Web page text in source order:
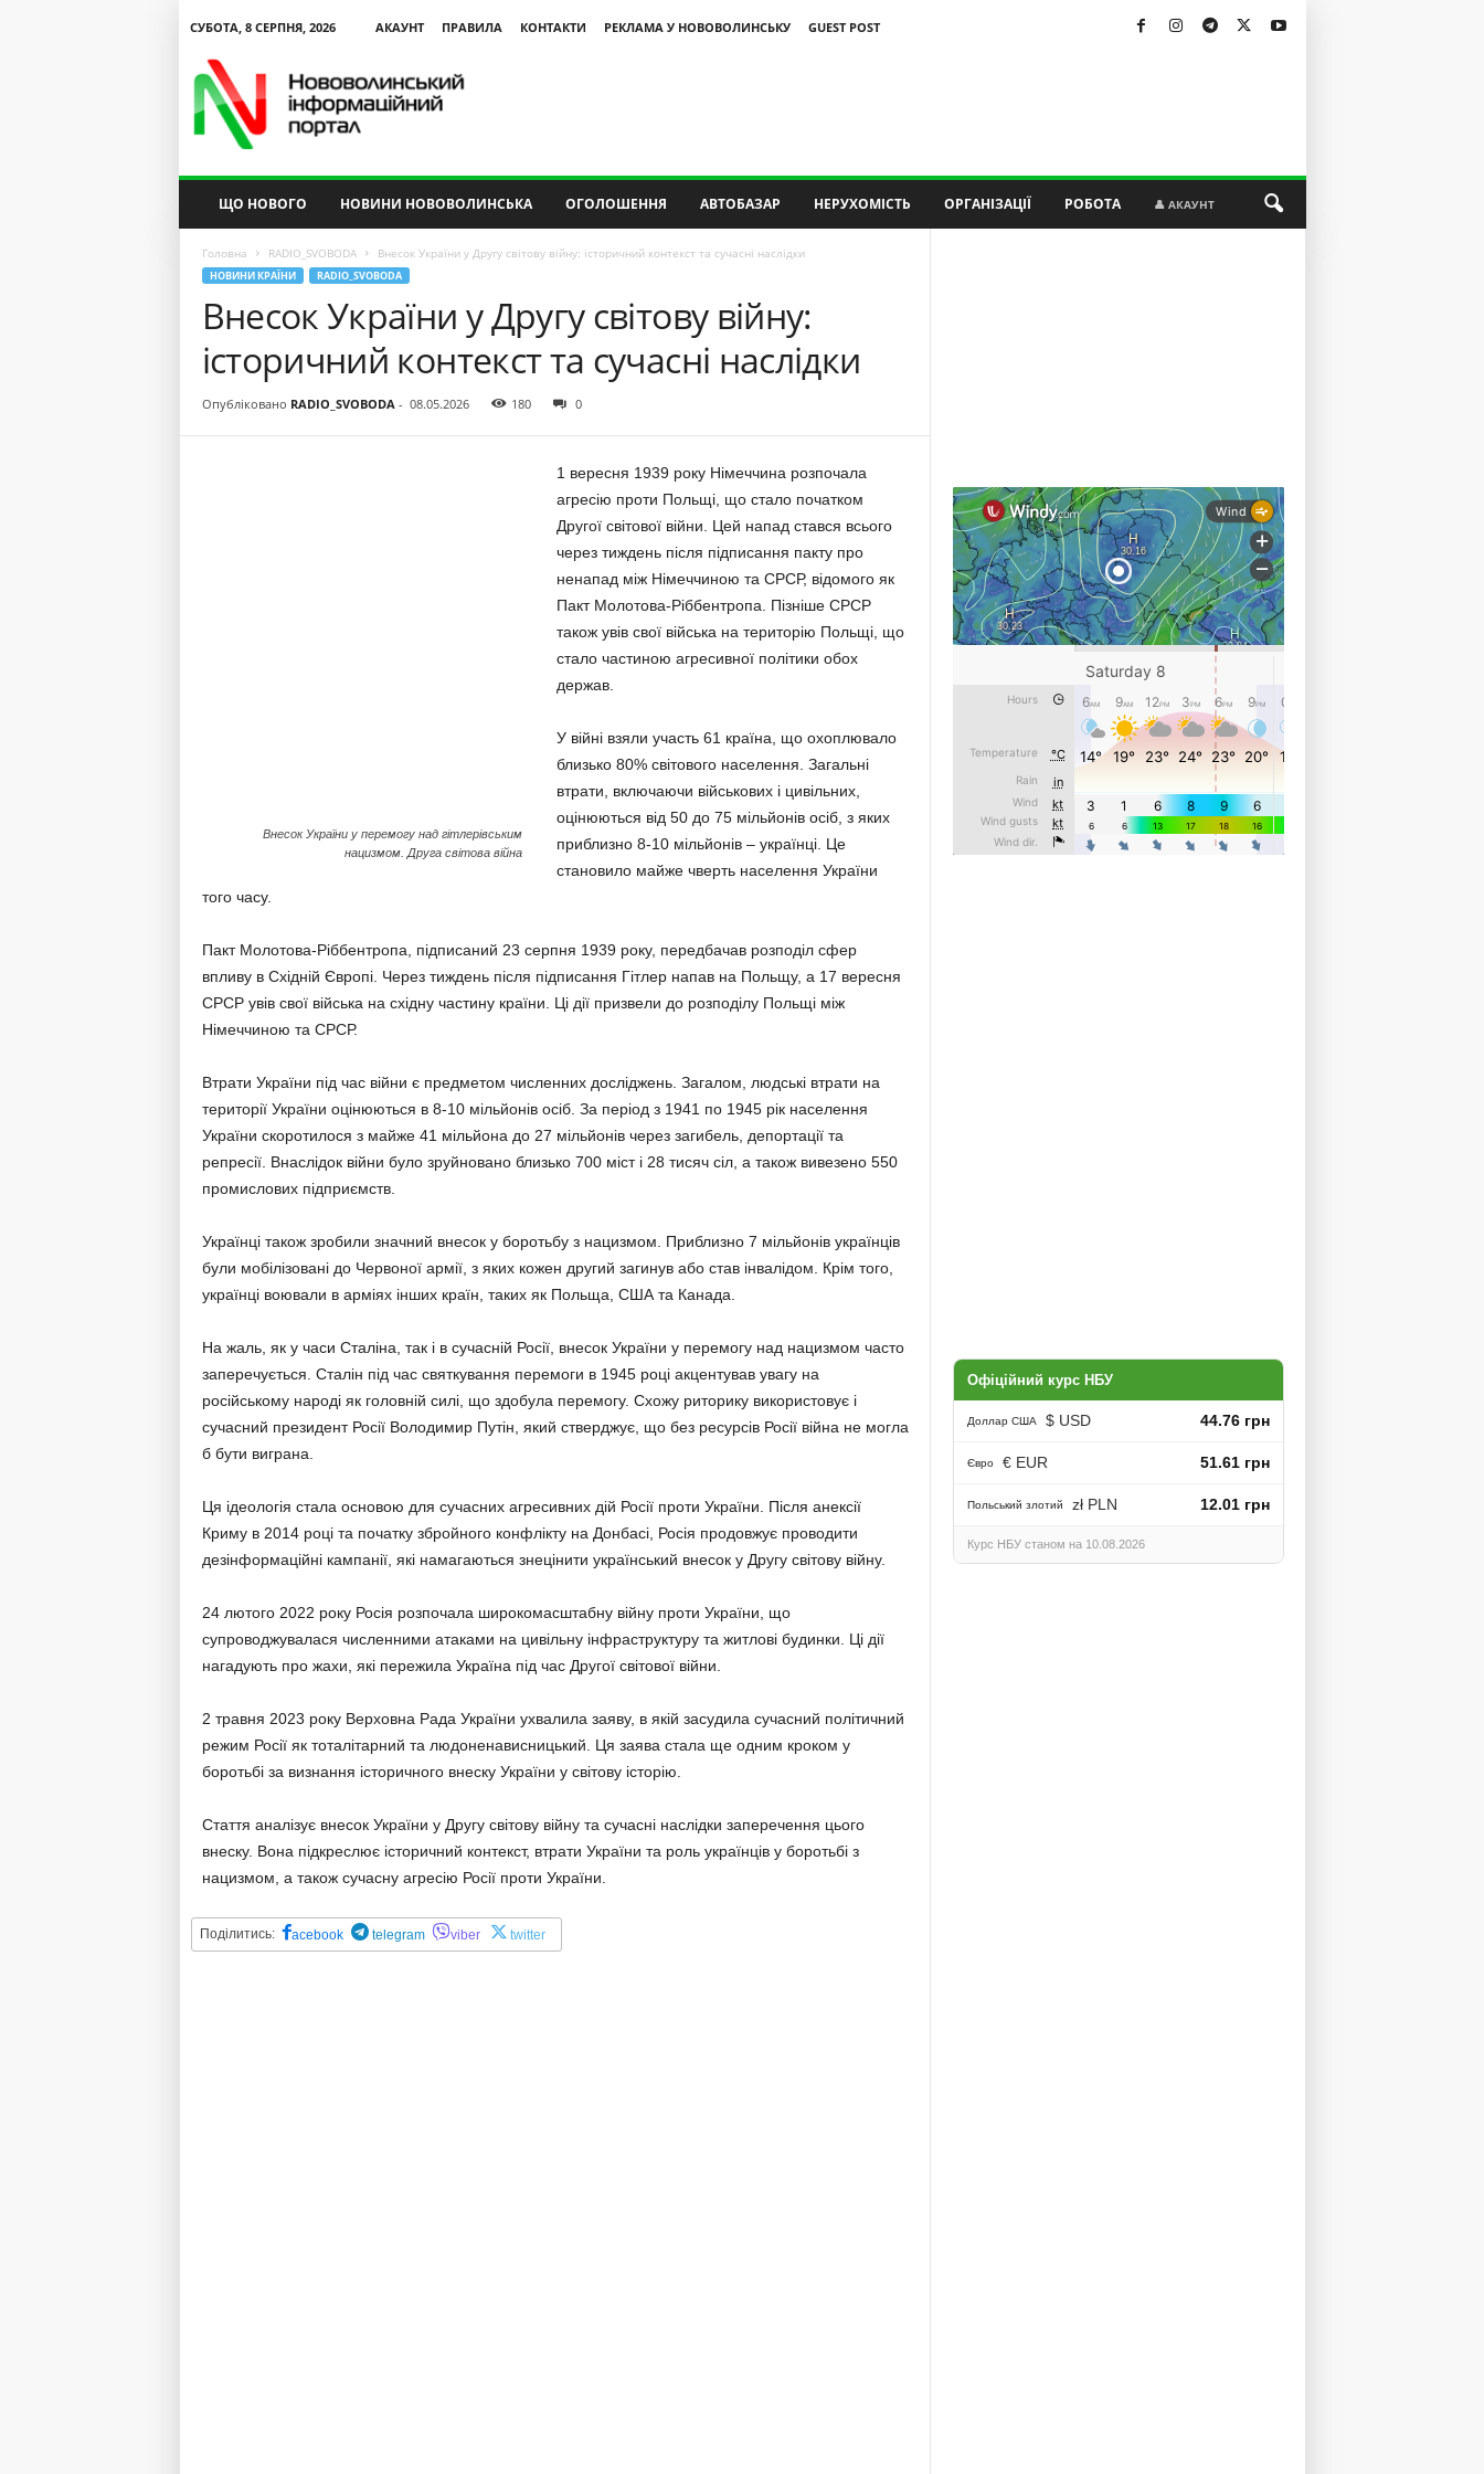
СУБОТА, 8 СЕРПНЯ, 2026 АКАУНТ ПРАВИЛА КОНТАКТИ РЕКЛАМА У НОВОВОЛИНСЬКУ
GUEST POST
ЩО НОВОГО НОВИНИ НОВОВОЛИНСЬКА ОГОЛОШЕННЯ АВТОБАЗАР НЕРУХОМІСТЬ ОРГАНІЗАЦІЇ РОБОТА 👤 АКАУНТ
Головна RADIO_SVOBODA Внесок України у Другу світову війну: історичний контекст та сучасні наслідки
НОВИНИ КРАЇНИ RADIO_SVOBODA
Внесок України у Другу світову війну:
історичний контекст та сучасні наслідки
Опубліковано RADIO_SVOBODA- 08.05.2026 180 0
Внесок України у перемогу над гітлерівським
нацизмом. Друга світова війна
1 вересня 1939 року Німеччина розпочала
агресію проти Польщі, що стало початком
Другої світової війни. Цей напад стався всього
через тиждень після підписання пакту про
ненапад між Німеччиною та СРСР, відомого як
Пакт Молотова-Ріббентропа. Пізніше СРСР
також увів свої війська на територію Польщі, що
стало частиною агресивної політики обох
держав.
У війні взяли участь 61 країна, що охоплювало
близько 80% світового населення. Загальні
втрати, включаючи військових і цивільних,
оцінюються від 50 до 75 мільйонів осіб, з яких
приблизно 8-10 мільйонів – українці. Це
становило майже чверть населення України
того часу.
Пакт Молотова-Ріббентропа, підписаний 23 серпня 1939 року, передбачав розподіл сфер
впливу в Східній Європі. Через тиждень після підписання Гітлер напав на Польщу, а 17 вересня
СРСР увів свої війська на східну частину країни. Ці дії призвели до розподілу Польщі між
Німеччиною та СРСР.
Втрати України під час війни є предметом численних досліджень. Загалом, людські втрати на
території України оцінюються в 8-10 мільйонів осіб. За період з 1941 по 1945 рік населення
України скоротилося з майже 41 мільйона до 27 мільйонів через загибель, депортації та
репресії. Внаслідок війни було зруйновано близько 700 міст і 28 тисяч сіл, а також вивезено 550
промислових підприємств.
Українці також зробили значний внесок у боротьбу з нацизмом. Приблизно 7 мільйонів українців
були мобілізовані до Червоної армії, з яких кожен другий загинув або став інвалідом. Крім того,
українці воювали в арміях інших країн, таких як Польща, США та Канада.
На жаль, як у часи Сталіна, так і в сучасній Росії, внесок України у перемогу над нацизмом часто
заперечується. Сталін під час святкування перемоги в 1945 році акцентував увагу на
російському народі як головній силі, що здобула перемогу. Схожу риторику використовує і
сучасний президент Росії Володимир Путін, який стверджує, що без ресурсів Росії війна не могла
б бути виграна.
Ця ідеологія стала основою для сучасних агресивних дій Росії проти України. Після анексії
Криму в 2014 році та початку збройного конфлікту на Донбасі, Росія продовжує проводити
дезінформаційні кампанії, які намагаються знецінити український внесок у Другу світову війну.
24 лютого 2022 року Росія розпочала широкомасштабну війну проти України, що
супроводжувалася численними атаками на цивільну інфраструктуру та житлові будинки. Ці дії
нагадують про жахи, які пережила Україна під час Другої світової війни.
2 травня 2023 року Верховна Рада України ухвалила заяву, в якій засудила сучасний політичний
режим Росії як тоталітарний та людоненависницький. Ця заява стала ще одним кроком у
боротьбі за визнання історичного внеску України у світову історію.
Стаття аналізує внесок України у Другу світову війну та сучасні наслідки заперечення цього
внеску. Вона підкреслює історичний контекст, втрати України та роль українців у боротьбі з
нацизмом, а також сучасну агресію Росії проти України.
Поділитись: acebook telegram viber twitter
Офіційний курс НБУ
Доллар США $ USD 44.76 грн
Євро € EUR 51.61 грн
Польський злотий zł PLN 12.01 грн
Курс НБУ станом на 10.08.2026